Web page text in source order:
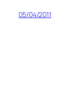
05/04/2011